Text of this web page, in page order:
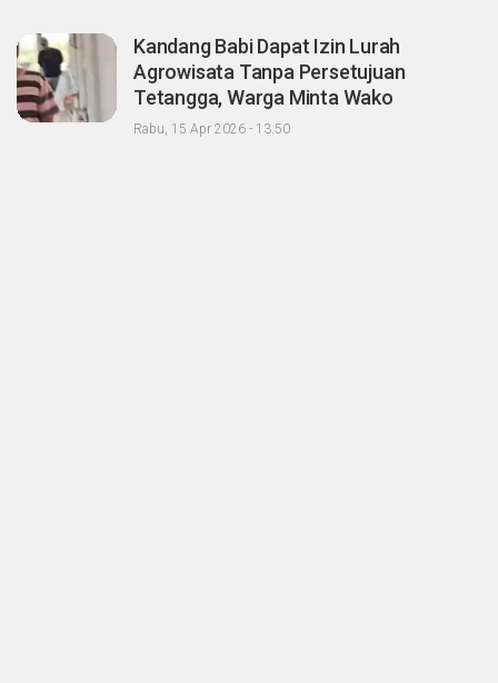
Kandang Babi Dapat Izin Lurah
Agrowisata Tanpa Persetujuan
Tetangga, Warga Minta Wako
Pekanbaru Nonaktifkan Zulken
Rabu, 15 Apr 2026 - 13:50